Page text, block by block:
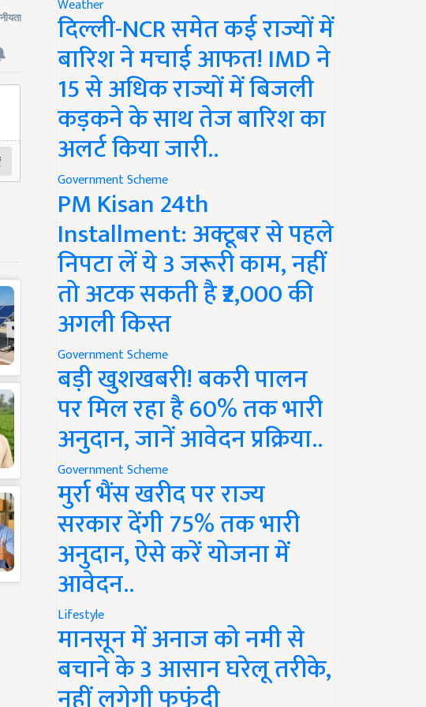
Weather
दिल्ली-NCR समेत कई राज्यों में
बारिश ने मचाई आफत! IMD ने
15 से अधिक राज्यों में बिजली
कड़कने के साथ तेज बारिश का
अलर्ट किया जारी..
Government Scheme
PM Kisan 24th
Installment: अक्टूबर से पहले
निपटा लें ये 3 जरूरी काम, नहीं
तो अटक सकती है ₹2,000 की
अगली किस्त
Government Scheme
बड़ी खुशखबरी! बकरी पालन
पर मिल रहा है 60% तक भारी
अनुदान, जानें आवेदन प्रक्रिया..
Government Scheme
मुर्रा भैंस खरीद पर राज्य
सरकार देंगी 75% तक भारी
अनुदान, ऐसे करें योजना में
आवेदन..
Lifestyle
मानसून में अनाज को नमी से
बचाने के 3 आसान घरेलू तरीके,